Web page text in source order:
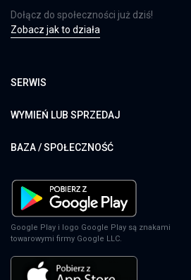
Dołącz do społeczności już dziś!
Zobacz jak to działa
SERWIS
WYMIEŃ LUB SPRZEDAJ
BAZA / SPOŁECZNOŚĆ
Google Play i logo Google Play są znakami
towarowymi firmy Google LLC.